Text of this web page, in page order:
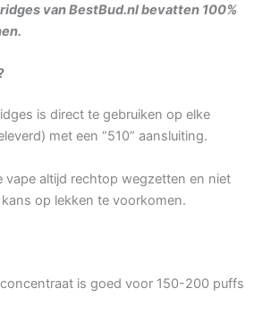
van BestBud.nl bevatten 100%
is direct te gebruiken op elke
met een “510” aansluiting.
vape altijd rechtop wegzetten en niet
op lekken te voorkomen.
is goed voor 150-200 puffs